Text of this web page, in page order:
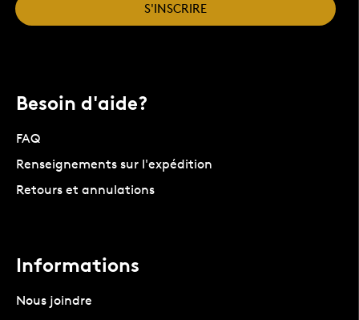
S'INSCRIRE
Besoin d'aide?
FAQ
Renseignements sur l'expédition
Retours et annulations
Informations
Nous joindre